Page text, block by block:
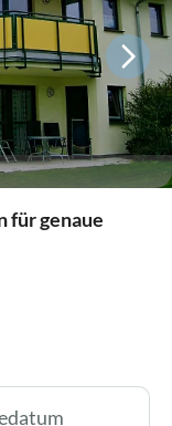
für genaue